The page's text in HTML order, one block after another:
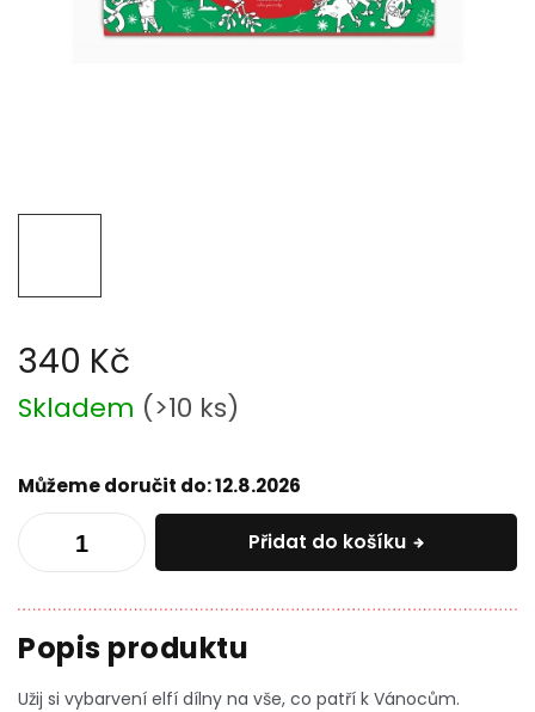
340 Kč
Měrná
cena:
Skladem (>10 ks)
Můžeme doručit do:12.8.2026
Přidat do košíku
Užij si vybarvení elfí dílny na vše, co patří k Vánocům.